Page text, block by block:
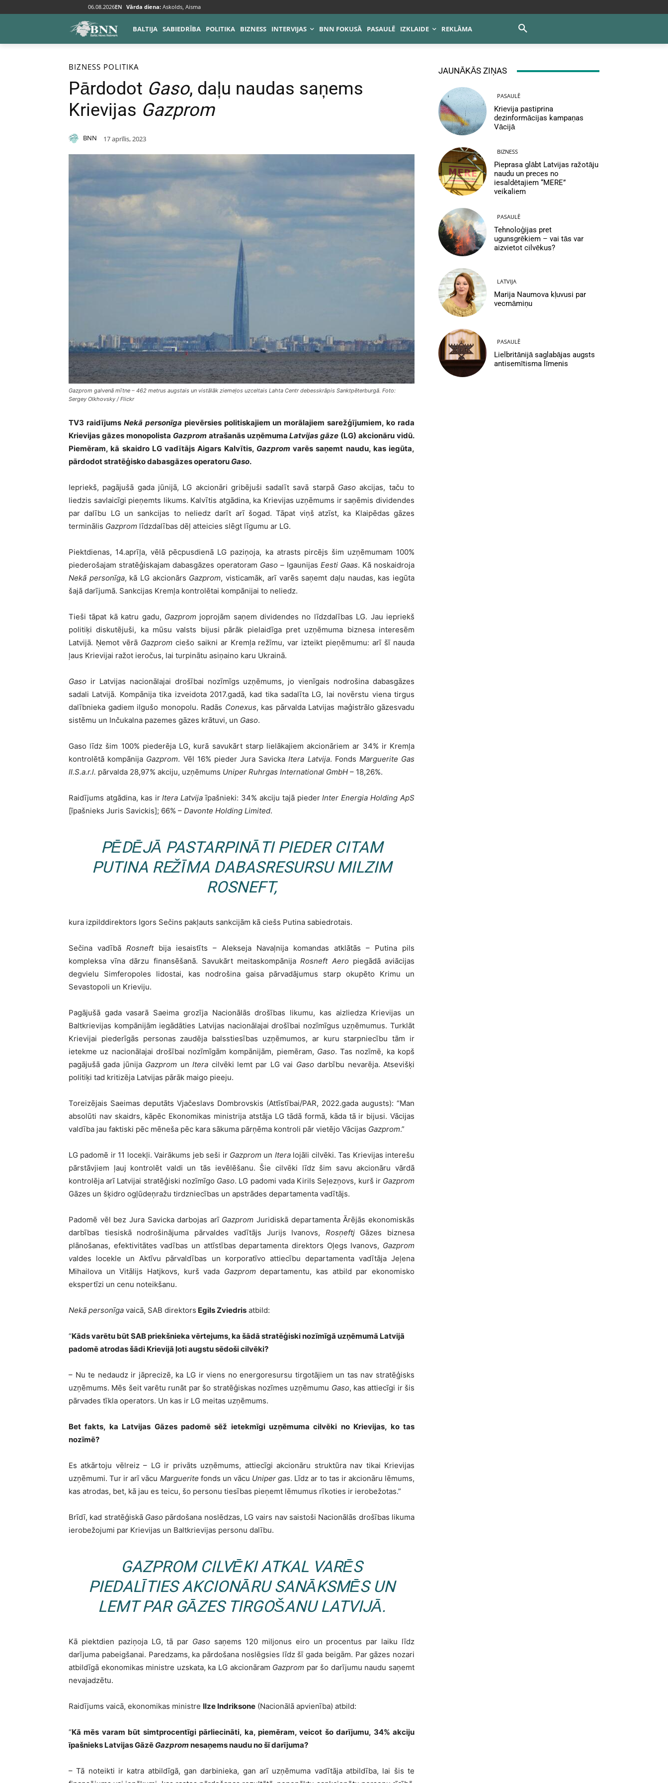
06.08.2026EN Vārda diena: Askolds, Aisma
BALTIJA SABIEDRĪBA POLITIKA BIZNESS INTERVIJAS BNN FOKUSĀ PASAULĒ IZKLAIDE REKLĀMA
Sākums Bizness
BIZNESS POLITIKA
Pārdodot Gaso, daļu naudas saņems
Krievijas Gazprom
BNN 17 aprīlis, 2023
Gazprom galvenā mītne – 462 metrus augstais un vistālāk ziemeļos uzceltais Lahta Centr debesskrāpis Sanktpēterburgā. Foto:
Sergey Olkhovsky / Flickr
TV3 raidījums Nekā personīga pievērsies politiskajiem un morālajiem sarežģījumiem, ko rada
Krievijas gāzes monopolista Gazprom atrašanās uzņēmumaLatvijas gāze (LG) akcionāru vidū.
Piemēram, kā skaidro LG vadītājs Aigars Kalvītis, Gazprom varēs saņemt naudu, kas iegūta,
pārdodot stratēģisko dabasgāzes operatoru Gaso.
Iepriekš, pagājušā gada jūnijā, LG akcionāri gribējuši sadalīt savā starpā Gaso akcijas, taču to
liedzis savlaicīgi pieņemts likums. Kalvītis atgādina, ka Krievijas uzņēmums ir saņēmis dividendes
par dalību LG un sankcijas to neliedz darīt arī šogad. Tāpat viņš atzīst, ka Klaipēdas gāzes
terminālis Gazprom līdzdalības dēļ atteicies slēgt līgumu ar LG.
Piektdienas, 14.aprīļa, vēlā pēcpusdienā LG paziņoja, ka atrasts pircējs šim uzņēmumam 100%
piederošajam stratēģiskajam dabasgāzes operatoram Gaso – Igaunijas Eesti Gaas. Kā noskaidroja
Nekā personīga, kā LG akcionārs Gazprom, visticamāk, arī varēs saņemt daļu naudas, kas iegūta
šajā darījumā. Sankcijas Kremļa kontrolētai kompānijai to neliedz.
Tieši tāpat kā katru gadu, Gazpromjoprojām saņem dividendes no līdzdalības LG. Jau iepriekš
politiķi diskutējuši, ka mūsu valsts bijusi pārāk pielaidīga pret uzņēmuma biznesa interesēm
Latvijā. Ņemot vērā Gazpromciešo saikni ar Kremļa režīmu, var izteikt pieņēmumu: arī šī nauda
ļaus Krievijai ražot ieročus, lai turpinātu asiņaino karu Ukrainā.
Gaso ir Latvijas nacionālajai drošībai nozīmīgs uzņēmums, jo vienīgais nodrošina dabasgāzes
sadali Latvijā. Kompānija tika izveidota 2017.gadā, kad tika sadalīta LG, lai novērstu viena tirgus
dalībnieka gadiem ilgušo monopolu. Radās Conexus, kas pārvalda Latvijas maģistrālo gāzesvadu
sistēmu un Inčukalna pazemes gāzes krātuvi, un Gaso.
Gaso līdz šim 100% piederēja LG, kurā savukārt starp lielākajiem akcionāriem ar 34% ir Kremļa
kontrolētā kompānija Gazprom. Vēl 16% pieder Jura SavickaItera Latvija. Fonds Marguerite Gas
II.S.a.r.l. pārvalda 28,97% akciju, uzņēmums Uniper Ruhrgas International GmbH – 18,26%.
Raidījums atgādina, kas irItera Latvija īpašnieki: 34% akciju tajā piederInter Energia Holding ApS
[īpašnieks Juris Savickis]; 66% – Davonte Holding Limited.
PĒDĒJĀ PASTARPINĀTI PIEDER CITAM
PUTINA REŽĪMA DABASRESURSU MILZIM
ROSNEFT,
kura izpilddirektors Igors Sečins pakļauts sankcijām kā ciešs Putina sabiedrotais.
Sečina vadībā Rosneftbija iesaistīts – Alekseja Navaļnija komandas atklātās – Putina pils
kompleksa vīna dārzu finansēšanā. Savukārt meitaskompānijaRosneft Aeropiegādā aviācijas
degvielu Simferopoles lidostai, kas nodrošina gaisa pārvadājumus starp okupēto Krimu un
Sevastopoli un Krieviju.
Pagājušā gada vasarā Saeima grozīja Nacionālās drošības likumu, kas aizliedza Krievijas un
Baltkrievijas kompānijām iegādāties Latvijas nacionālajai drošībai nozīmīgus uzņēmumus. Turklāt
Krievijai piederīgās personas zaudēja balsstiesības uzņēmumos, ar kuru starpniecību tām ir
ietekme uz nacionālajai drošībai nozīmīgām kompānijām, piemēram, Gaso. Tas nozīmē, ka kopš
pagājušā gada jūnija Gazprom unItera cilvēki lemt par LG vai Gasodarbību nevarēja. Atsevišķi
politiķi tad kritizēja Latvijas pārāk maigo pieeju.
Toreizējais Saeimas deputāts Vjačeslavs Dombrovskis (Attīstībai/PAR, 2022.gada augusts): “Man
absolūti nav skaidrs, kāpēc Ekonomikas ministrija atstāja LG tādā formā, kāda tā ir bijusi. Vācijas
valdība jau faktiski pēc mēneša pēc kara sākuma pārņēma kontroli pār vietējo Vācijas Gazprom.”
LG padomē ir 11 locekļi. Vairākums jeb seši ir Gazpromun Iteralojāli cilvēki. Tas Krievijas interešu
pārstāvjiem ļauj kontrolēt valdi un tās ievēlēšanu. Šie cilvēki līdz šim savu akcionāru vārdā
kontrolēja arī Latvijai stratēģiski nozīmīgo Gaso. LG padomi vada Kirils Seļezņovs, kurš ir Gazprom
Gāzes un šķidro ogļūdeņražu tirdzniecības un apstrādes departamenta vadītājs.
Padomē vēl bez Jura Savicka darbojas arī Gazprom Juridiskā departamenta Ārējās ekonomiskās
darbības tiesiskā nodrošinājuma pārvaldes vadītājs Jurijs Ivanovs, RosņeftjGāzes biznesa
plānošanas, efektivitātes vadības un attīstības departamenta direktors Oļegs Ivanovs, Gazprom
valdes locekle un Aktīvu pārvaldības un korporatīvo attiecību departamenta vadītāja Jeļena
Mihailova un Vitālijs Hatjkovs, kurš vada Gazpromdepartamentu, kas atbild par ekonomisko
ekspertīzi un cenu noteikšanu.
Nekā personīga vaicā, SAB direktors Egils Zviedris atbild:
“Kāds varētu būt SAB priekšnieka vērtejums, ka šādā stratēģiski nozīmīgā uzņēmumā Latvijā
padomē atrodas šādi Krievijā ļoti augstu sēdoši cilvēki?
– Nu te nedaudz ir jāprecizē, ka LG ir viens no energoresursu tirgotājiem un tas nav stratēģisks
uzņēmums. Mēs šeit varētu runāt par šo stratēģiskas nozīmes uzņēmumu Gaso, kas attiecīgi ir šis
pārvades tīkla operators. Un kas ir LG meitas uzņēmums.
Bet fakts, ka Latvijas Gāzes padomē sēž ietekmīgi uzņēmuma cilvēki no Krievijas, ko tas
nozīmē?
Es atkārtoju vēlreiz – LG ir privāts uzņēmums, attiecīgi akcionāru struktūra nav tikai Krievijas
uzņēmumi. Tur ir arī vācu Marguerite fonds un vācu Uniper gas. Līdz ar to tas ir akcionāru lēmums,
kas atrodas, bet, kā jau es teicu, šo personu tiesības pieņemt lēmumus rīkoties ir ierobežotas.”
Brīdī, kad stratēģiskā Gaso pārdošana noslēdzas, LG vairs nav saistoši Nacionālās drošības likuma
ierobežojumi par Krievijas un Baltkrievijas personu dalību.
GAZPROMCILVĒKI ATKAL VARĒS
PIEDALĪTIES AKCIONĀRU SANĀKSMĒS UN
LEMT PAR GĀZES TIRGOŠANU LATVIJĀ.
Kā piektdien paziņoja LG, tā par Gaso saņems 120 miljonus eiro un procentus par laiku līdz
darījuma pabeigšanai. Paredzams, ka pārdošana noslēgsies līdz šī gada beigām. Par gāzes nozari
atbildīgā ekonomikas ministre uzskata, ka LG akcionāram Gazprom par šo darījumu naudu saņemt
nevajadzētu.
Raidījums vaicā, ekonomikas ministre Ilze Indriksone (Nacionālā apvienība) atbild:
“Kā mēs varam būt simtprocentīgi pārliecināti, ka, piemēram, veicot šo darījumu, 34% akciju
īpašnieks Latvijas Gāzē Gazprom nesaņems naudu no šī darījuma?
– Tā noteikti ir katra atbildīgā, gan darbinieka, gan arī uzņēmuma vadītāja atbildība, lai šis te
JAUNĀKĀS ZIŅAS
PASAULĒ
Krievija pastiprina
dezinformācijas kampaņas
Vācijā
BIZNESS
Pieprasa glābt Latvijas ražotāju
naudu un preces no
iesaldētajiem “MERE”
veikaliem
PASAULĒ
Tehnoloģijas pret
ugunsgrēkiem – vai tās var
aizvietot cilvēkus?
LATVIJA
Marija Naumova kļuvusi par
vecmāmiņu
PASAULĒ
Lielbritānijā saglabājas augsts
antisemītisma līmenis